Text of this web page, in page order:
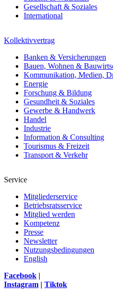
Gesellschaft & Soziales
International
Kollektivvertrag
Banken & Versicherungen
Bauen, Wohnen &
Kommunikation, Medien,
Energie
Forschung & Bildung
Gesundheit & Soziales
Gewerbe & Handwerk
Handel
Industrie
Information & Consulting
Tourismus & Freizeit
Transport & Verkehr
Service
Mitgliederservice
Betriebsratsservice
Mitglied werden
Kompetenz
Presse
Newsletter
Nutzungsbedingungen
English
Facebook |
Instagram | Tiktok